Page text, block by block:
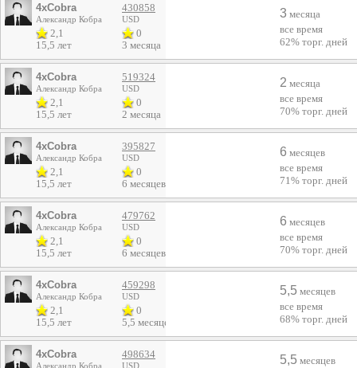
4xCobra
Александр Кобра
2,1
15,5 лет
430858
USD
0
3 месяца
3 месяца
все время
62% торг. дней
4xCobra
Александр Кобра
2,1
15,5 лет
519324
USD
0
2 месяца
2 месяца
все время
70% торг. дней
4xCobra
Александр Кобра
2,1
15,5 лет
395827
USD
0
6 месяцев
6 месяцев
все время
71% торг. дней
4xCobra
Александр Кобра
2,1
15,5 лет
479762
USD
0
6 месяцев
6 месяцев
все время
70% торг. дней
4xCobra
Александр Кобра
2,1
15,5 лет
459298
USD
0
5,5 месяцев
5,5 месяцев
все время
68% торг. дней
4xCobra
Александр Кобра
498634
USD 5,5 месяцев